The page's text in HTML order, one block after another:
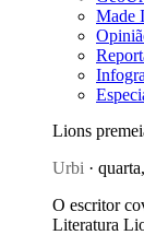
Made
Lions
Urbi ·
O escritor
Literatura